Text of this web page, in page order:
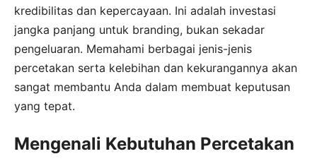
kredibilitas dan kepercayaan. Ini adalah investasi
jangka panjang untuk branding, bukan sekadar
pengeluaran. Memahami berbagai jenis-jenis
percetakan serta kelebihan dan kekurangannya akan
sangat membantu Anda dalam membuat keputusan
yang tepat.
Mengenali Kebutuhan Percetakan